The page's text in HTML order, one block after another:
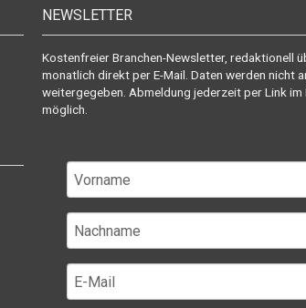
NEWSLETTER
Kostenfreier Branchen-Newsletter, redaktionell
monatlich direkt per E-Mail. Daten werden nicht
weitergegeben. Abmeldung jederzeit per Link
möglich.